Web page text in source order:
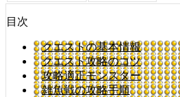
目次
クエストの基本情報
クエスト攻略のコツ
攻略適正モンスター
雑魚戦の攻略手順